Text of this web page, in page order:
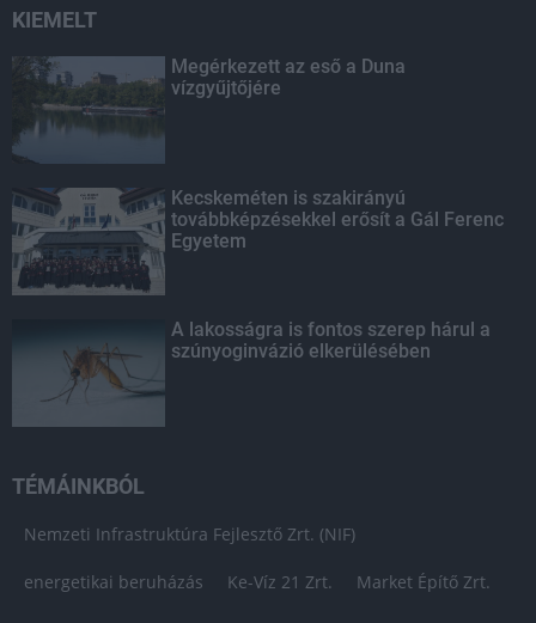
KIEMELT
Megérkezett az eső a Duna
vízgyűjtőjére
Kecskeméten is szakirányú
továbbképzésekkel erősít a Gál Ferenc
Egyetem
A lakosságra is fontos szerep hárul a
szúnyoginvázió elkerülésében
TÉMÁINKBÓL
Nemzeti Infrastruktúra Fejlesztő Zrt. (NIF)
energetikai beruházás Ke-Víz 21 Zrt. Market Építő Zrt.